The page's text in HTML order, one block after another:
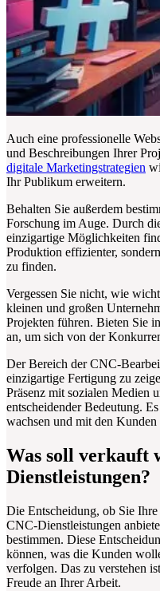
Auch eine professionelle
und Beschreibungen Ihrer
digitale Marketingstrategien
Ihr Publikum erweitern.
Behalten Sie außerdem
Forschung im Auge. Durch
einzigartige Möglichkeiten
Produktion effizienter,
zu finden.
Vergessen Sie nicht, wie
kleinen und großen
Projekten führen. Bieten Sie
an, um sich von der
Der Bereich der CNC-
einzigartige Fertigung zu
Präsenz mit sozialen Medien
entscheidender Bedeutung.
wachsen und mit den
Was soll verkauft
Dienstleistungen?
Die Entscheidung, ob Sie
CNC-Dienstleistungen
bestimmen. Diese
können, was die Kunden
verfolgen. Das zu verstehen
Freude an Ihrer Arbeit.